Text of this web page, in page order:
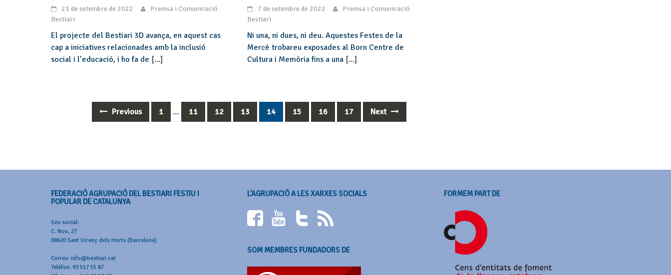
21 de setembre de 2022
Premsa i Comunicació
Bestiari
El projecte del Bestiari 3D avança, en aquest cas
cap a iniciatives relacionades amb la inclusió
social i l’educació, i ho fa de [...]
7 de setembre de 2022
Premsa i Comunicació
Bestiari
Ni una, ni dues, ni deu. Aquestes Festes de la
Mercè trobareu exposades al Born Centre de
Cultura i Memòria fins a una [...]
Previous 1 … 11 12 13 14 15 16 17 Next
FEDERACIÓ AGRUPACIÓ DEL BESTIARI FESTIU I
POPULAR DE CATALUNYA
Seu social:
C. Nou, 27
08620 Sant Vicenç dels Horts (Barcelona)
Correu: info@bestiari.cat
Telèfon: 93 517 55 87
L’AGRUPACIÓ A LES XARXES SOCIALS
SOM MEMBRES FUNDADORS DE
FORMEM PART DE